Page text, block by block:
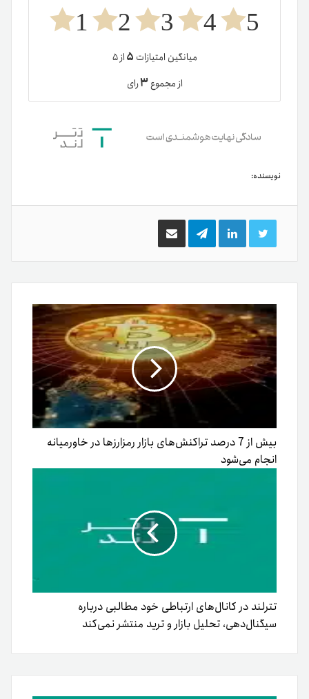
5
4
3
2
1
میانگین امتیازات ۵از ۵
از مجموع۳رای
نویسنده:
توییتر لینکدینتلگرام اشتراک
گذاری
ایمیل
بیش از 7 درصد تراکنش‌های بازار رمزارزها در خاورمیانه
انجام می‌شود
تترلند در کانال‌های ارتباطی خود مطالبی درباره
سیگنال‌دهی، تحلیل بازار و ترید منتشر نمی‌کند